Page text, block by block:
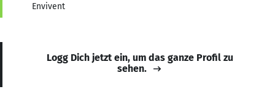
Envivent
Logg Dich jetzt ein, um das ganze Profil zu
sehen.